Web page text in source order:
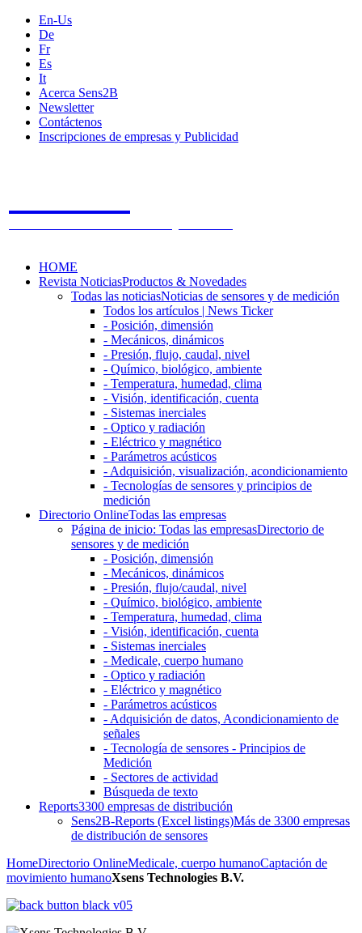
En-Us
De
Fr
Es
It
Acerca Sens2B
Newsletter
Contáctenos
Inscripciones de empresas y Publicidad
HOME
Revista NoticiasProductos & Novedades
Todas las noticiasNoticias de sensores y de medición
Todos los artículos | News Ticker
- Posición, dimensión
- Mecánicos, dinámicos
- Presión, flujo, caudal, nivel
- Químico, biológico, ambiente
- Temperatura, humedad, clima
- Visión, identificación, cuenta
- Sistemas inerciales
- Optico y radiación
- Eléctrico y magnético
- Parámetros acústicos
- Adquisición, visualización, acondicionamiento
- Tecnologías de sensores y principios de
medición
Directorio OnlineTodas las empresas
Página de inicio: Todas las empresasDirectorio de
sensores y de medición
- Posición, dimensión
- Mecánicos, dinámicos
- Presión, flujo/caudal, nivel
- Químico, biológico, ambiente
- Temperatura, humedad, clima
- Visión, identificación, cuenta
- Sistemas inerciales
- Medicale, cuerpo humano
- Optico y radiación
- Eléctrico y magnético
- Parámetros acústicos
- Adquisición de datos, Acondicionamiento de
señales
- Tecnología de sensores - Principios de
Medición
- Sectores de actividad
Búsqueda de texto
Reports3300 empresas de distribución
Sens2B-Reports (Excel listings)Más de 3300 empresas
de distribución de sensores
HomeDirectorio OnlineMedicale, cuerpo humanoCaptación de
movimiento humanoXsens Technologies B.V.